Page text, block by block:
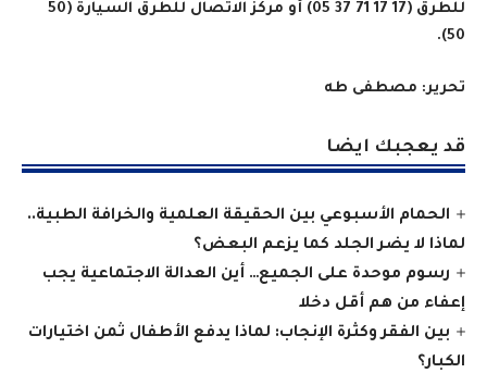
للطرق (17 17 71 37 05) أو مركز الاتصال للطرق السيارة (50
50).
تحرير: مصطفى طه
قد يعجبك ايضا
الحمام الأسبوعي بين الحقيقة العلمية والخرافة الطبية..
لماذا لا يضر الجلد كما يزعم البعض؟
رسوم موحدة على الجميع… أين العدالة الاجتماعية يجب
إعفاء من هم أقل دخلا
بين الفقر وكثرة الإنجاب: لماذا يدفع الأطفال ثمن اختيارات
الكبار؟